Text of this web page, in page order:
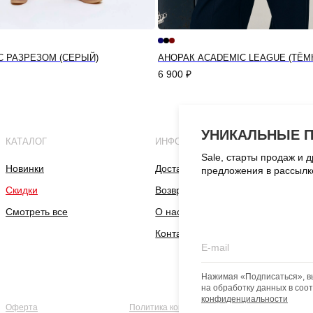
РАЗРЕЗОМ (СЕРЫЙ) АНОРАК ACADEMIC LEAGUE
6 900 ₽
КАТАЛОГ
Новинки
Скидки
Смотреть все
ИНФОРМАЦИЯ
Доставка и оплата
Возврат и обмен
О нас
Контакты
Оферта Политика конфиденциальности
УНИКАЛЬНЫЕ
Sale, старты продаж и
предложения в
Нажимая «Подписаться»,
на обработку данных в
конфиденциальности